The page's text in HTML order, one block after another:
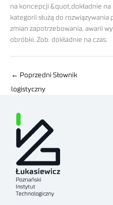
na koncepcji &quot,dokładnie na
kategorii służą do
zmian zapotrzebowania, awarii
obróbki. Zob. dokładnie na czas.
← Poprzedni Słownik
logistyczny